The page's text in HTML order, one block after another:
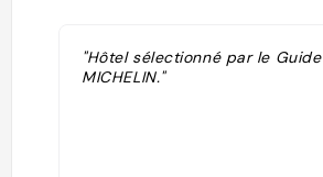
"Hôtel sélectionné par le Guide
MICHELIN."